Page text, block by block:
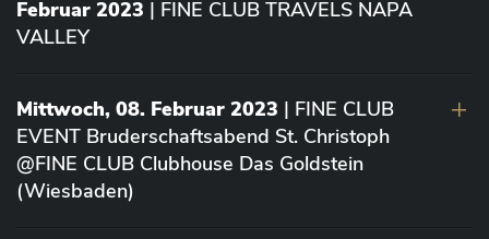
Februar 2023 | FINE CLUB TRAVELS NAPA
VALLEY
Mittwoch, 08. Februar 2023 | FINE CLUB
EVENT Bruderschaftsabend St. Christoph
@FINE CLUB Clubhouse Das Goldstein
(Wiesbaden)